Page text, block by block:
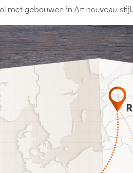
met gebouwen in Art nouveau-stijl.